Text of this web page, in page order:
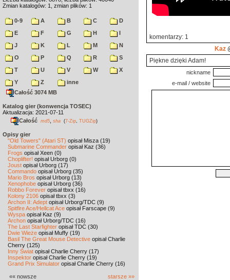
Zmian katalogów: 1, zmian plików: 1
0-9 A B C
D
E
F G H
I
J
K L M
N
O
P Q R
S
T
U V W
X
Y
Z
inne
Całość 3074 MB
Katalog gier (konwencja TOSEC)
Aktualizacja: 2021-07-11
Całość md5 sha (7-Zip TUGZip)
Opisy gier
"Old Towers" (Atari ST) opisał Misza (19)
Submarine Commander opisał Kaz (36)
Frogs opisał Xeen (0)
Choplifter! opisał Urborg (0)
Joust opisał Urborg (17)
Commando opisał Urborg (35)
Mario Bros opisał Urborg (13)
Xenophobe opisał Urborg (36)
Robbo Forever opisał tbxx (16)
Kolony 2106 opisał tbxx (3)
Archon II: Adept opisał Urborg/TDC (9)
Spitfire Ace/Hellcat Ace opisał Farscape (9)
Wyspa opisał Kaz (9)
Archon opisał Urborg/TDC (16)
The Last Starfighter opisał TDC (30)
Dwie Wieże opisał Muffy (19)
Basil The Great Mouse Detective opisał Charlie
Cherry (125)
Inny Świat opisał Charlie Cherry (17)
Inspektor opisał Charlie Cherry (19)
Grand Prix Simulator opisał Charlie Cherry (16)
«« nowsze starsze »»
komentarzy: 1
Kaz
Piękne dzięki Adam!
nickname
e-mail / website